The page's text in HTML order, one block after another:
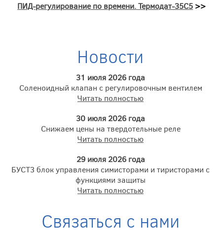
ПИД-регулирование по времени. Термодат-35С5 >>
Новости
31 июля 2026 года
Соленоидный клапан с регулировочным вентилем
Читать полностью
30 июля 2026 года
Снижаем цены на твердотельные реле
Читать полностью
29 июля 2026 года
БУСТ3 блок управления симисторами и тиристорами с
функциями защиты
Читать полностью
Связаться с нами